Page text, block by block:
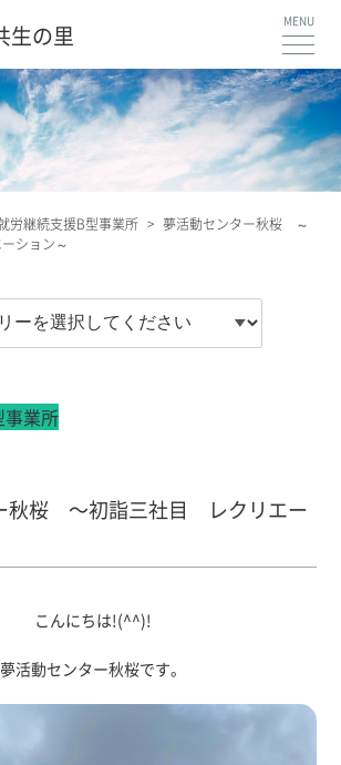
生の里
労継続支援B型事業所 > 夢活動センター秋桜 ～
ション～
事業所
秋桜 ～初詣三社目 レクリエー
こんにちは!(^^)!
夢活動センター秋桜です。